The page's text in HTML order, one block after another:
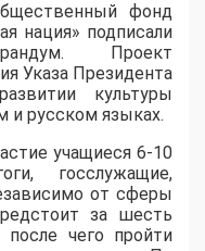
фонд
нация» подписали
Проект
Указа Президента
культуры
и русском языках.
учащиеся 6-10
госслужащие,
от сферы
за шесть
чего пройти